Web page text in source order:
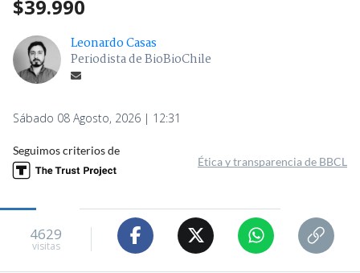
$39.990
Leonardo Casas
Periodista de BioBioChile
Sábado 08 Agosto, 2026 | 12:31
Seguimos criterios de
Ética y transparencia de BBCL
4629
visitas